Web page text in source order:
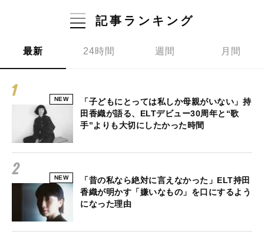
記事ランキング
最新 24時間 週間 月間
NEW
「子どもにとっては私しか母親がいない」持
田香織が語る、ELTデビュー30周年と“歌
手”よりも大切にしたかった時間
NEW
「昔の私なら絶対に言えなかった」ELT持田
香織が明かす「嫌いなもの」を口にするよう
になった理由